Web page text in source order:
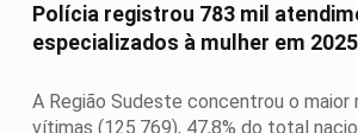
Polícia registrou 783 mil
especializados à mulher em 2025
A Região Sudeste concentrou o maior
vítimas (125.769), 47,8% do total